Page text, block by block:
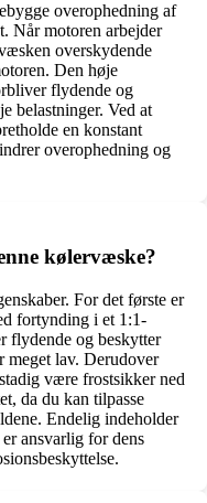
overophedning af
Når motoren arbejder
overskydende
Den høje
flydende og
belastninger. Ved at
en konstant
overophedning og
kølervæske?
For det første er
fortynding i et 1:1-
flydende og beskytter
meget lav. Derudover
være frostsikker ned
da du kan tilpasse
Endelig indeholder
ansvarlig for dens